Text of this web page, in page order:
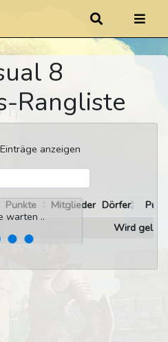
8
Rangliste
Einträge anzeigen
warten ..
Punkte Mitglieder Dörfer
Wird